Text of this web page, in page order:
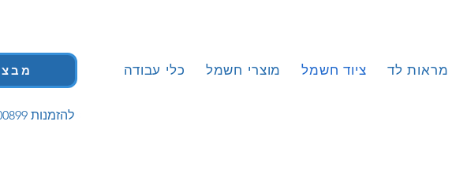
| 058-5200899 להזמנות
כלי עבודה מוצרי חשמל ציוד חשמל מראות לד